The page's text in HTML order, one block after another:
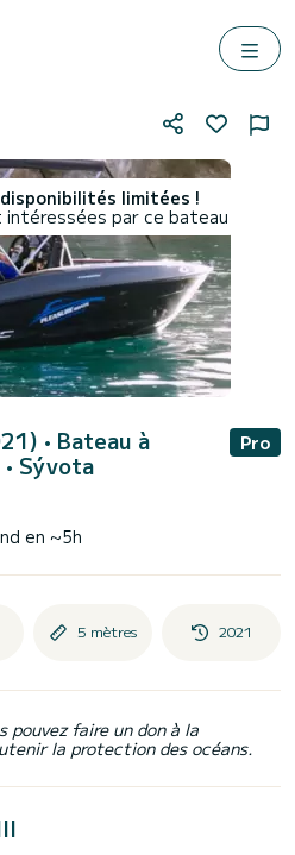
limitées !
par ce bateau
• Bateau à
Sývota
Pro
en ~5h
5 mètres 2021
pouvez faire un don à la
la protection des océans.